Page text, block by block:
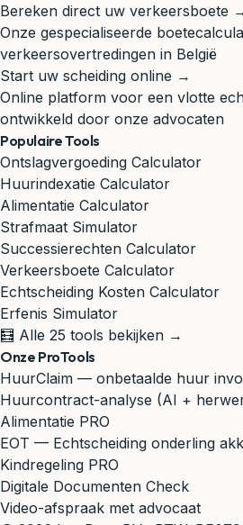
Bereken direct uw verkeersboete
Onze gespecialiseerde
verkeersovertredingen in België
Start uw scheiding online →
Online platform voor een vlotte
ontwikkeld door onze advocaten
Populaire Tools
Ontslagvergoeding Calculator
Huurindexatie Calculator
Alimentatie Calculator
Strafmaat Simulator
Successierechten Calculator
Verkeersboete Calculator
Echtscheiding Kosten Calculator
Erfenis Simulator
🧮 Alle 25 tools bekijken →
Onze ProTools
HuurClaim — onbetaalde huur
Huurcontract-analyse (AI +
Alimentatie PRO
EOT — Echtscheiding onderling
Kindregeling PRO
Digitale Documenten Check
Video-afspraak met advocaat